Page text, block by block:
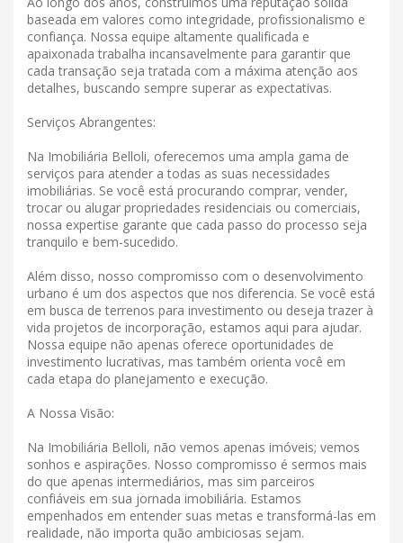
baseada em valores como integridade, profissionalismo e
confiança. Nossa equipe altamente qualificada e
apaixonada trabalha incansavelmente para garantir que
cada transação seja tratada com a máxima atenção aos
detalhes, buscando sempre superar as expectativas.
Serviços Abrangentes:
Na Imobiliária Belloli, oferecemos uma ampla gama de
serviços para atender a todas as suas necessidades
imobiliárias. Se você está procurando comprar, vender,
trocar ou alugar propriedades residenciais ou comerciais,
nossa expertise garante que cada passo do processo seja
tranquilo e bem-sucedido.
Além disso, nosso compromisso com o desenvolvimento
urbano é um dos aspectos que nos diferencia. Se você está
em busca de terrenos para investimento ou deseja trazer à
vida projetos de incorporação, estamos aqui para ajudar.
Nossa equipe não apenas oferece oportunidades de
investimento lucrativas, mas também orienta você em
cada etapa do planejamento e execução.
A Nossa Visão:
Na Imobiliária Belloli, não vemos apenas imóveis; vemos
sonhos e aspirações. Nosso compromisso é sermos mais
do que apenas intermediários, mas sim parceiros
confiáveis ​​em sua jornada imobiliária. Estamos
empenhados em entender suas metas e transformá-las em
realidade, não importa quão ambiciosas sejam.